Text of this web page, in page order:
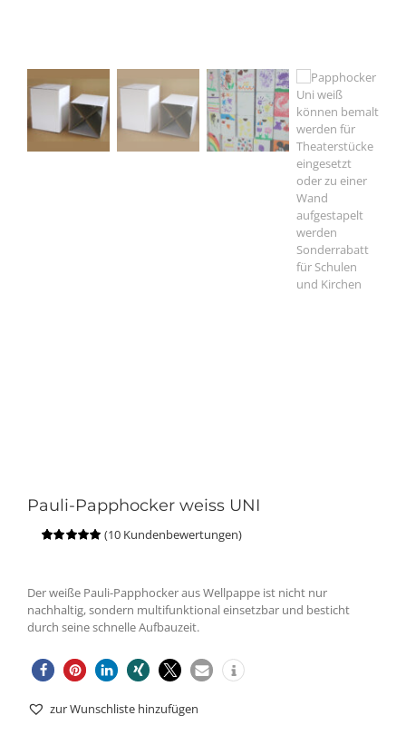
Pauli-Papphocker weiss UNI
Kundenbewertungen
(10 Kundenbewertungen)
Der weiße Pauli-Papphocker aus Wellpappe ist nicht nur
nachhaltig, sondern multifunktional einsetzbar und besticht
durch seine schnelle Aufbauzeit.
zur Wunschliste hinzufügen